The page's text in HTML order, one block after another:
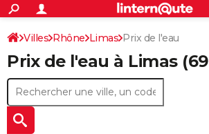
ACTUALITÉS
Politique
Société
Faits Divers
Education
Monde
Villes
+
SPORT
Coupe du monde 2026
Football
Tennis
Cyclisme
Rugby
Forum
Programme TV
TNTStreaming
Cinéma
Sorties cinéma
Musique
Retraite
Impôts
Epargne
Immobilier
Risques naturels par ville
Banque
Assurance
Crédit
AUTO
S'inscrire
Connexion
Villes Rhône Limas Prix de l'eau
Prix de l'eau à Limas